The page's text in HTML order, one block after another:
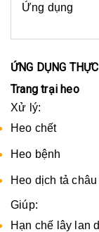
Ứng dụng
ỨNG DỤNG
Trang trại heo
Xử lý:
Heo chết
Heo bệnh
Heo dịch tả
Giúp:
Hạn chế lây lan